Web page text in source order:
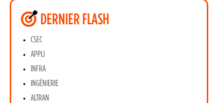
DERNIER FLASH
CSEC
APPLI
INFRA
INGÉNIERIE
ALTRAN